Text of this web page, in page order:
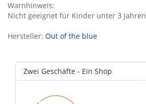
Warnhinweis:
Nicht geeignet für Kinder unter 3 Jahren
Hersteller: Out of the blue
Zwei Geschäfte - Ein Shop